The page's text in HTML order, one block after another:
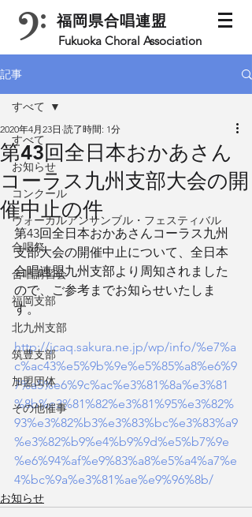
福岡県合唱連盟
Fukuoka Choral Association
記事
すべて
お知らせ
コンクール
ヴォーカルアンサンブル・フェスティバル
合唱祭
合唱講習会
福岡支部
北九州支部
筑豊支部
加盟団体
その他催事
すべて
第43回全日本おかあさん
コーラス九州支部大会の開
催中止の件
2020年4月23日 読了時間: 1分
第43回全日本おかあさんコーラス九州
支部大会の開催中止について、全日本
合唱連盟九州支部より周知されました
ので、ご参考までお知らせいたしま
す。
http://jcaq.sakura.ne.jp/wp/info/%e7%a
c%ac43%e5%9b%9e%e5%85%a8%e6%9
7%a5%e6%9c%ac%e3%81%8a%e3%81
%8b%e3%81%82%e3%81%95%e3%82%
93%e3%82%b3%e3%83%bc%e3%83%a9
%e3%82%b9%e4%b9%9d%e5%b7%9e
%e6%94%af%e9%83%a8%e5%a4%a7%e
4%bc%9a%e3%81%ae%e9%96%8b/
お知らせ